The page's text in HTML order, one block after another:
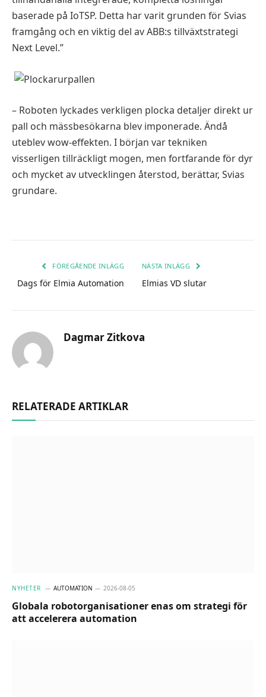
baserade på IoTSP. Detta har varit grunden för Svias
framgång och en viktig del av ABB:s tillväxtstrategi
Next Level.”
– Roboten lyckades verkligen plocka detaljer direkt ur
pall och mässbesökarna blev imponerade. Ändå
uteblev wow-effekten. I början var tekniken
visserligen tillräckligt mogen, men fortfarande för dyr
och mycket av utvecklingen återstod, berättar, Svias
grundare.
FÖREGÅENDE INLÄGG
Dags för Elmia Automation
NÄSTA INLÄGG
Elmias VD slutar
Dagmar Zitkova
RELATERADE ARTIKLAR
NYHETER AUTOMATION 2026-08-05
Globala robotorganisationer enas om strategi för
att accelerera automation